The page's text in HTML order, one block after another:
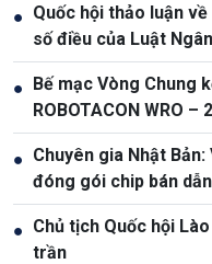
● Quốc hội thảo luận
số điều của Luật
Phòng, chống rửa tiền
● Bế mạc Vòng Chung
ROBOTACON WRO –
● Chuyên gia Nhật
đóng gói chip bán dẫn
● Chủ tịch Quốc hội
trần